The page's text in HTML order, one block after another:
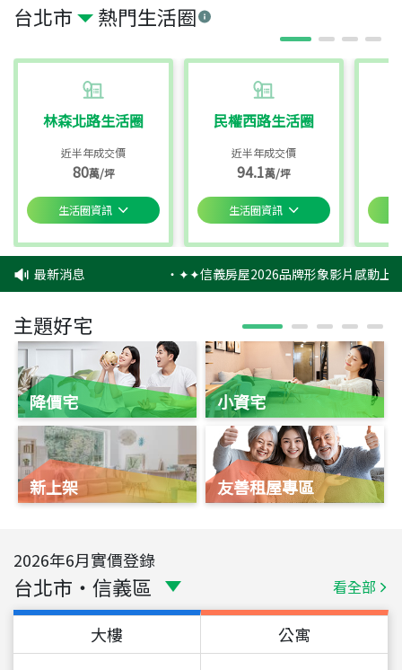
台北市 熱門生活圈
林森北路生活圈
近半年成交價
80萬/坪
生活圈資訊
民權西路生活圈
近半年成交價
94.1萬/坪
生活圈資訊
最新消息 ‧✦✦信義房屋2026品牌形象影片感動上
主題好宅
降價宅
新上架
小資宅
友善租屋專區
2026年6月實價登錄
台北市 ・ 信義區 看全部
大樓 公寓